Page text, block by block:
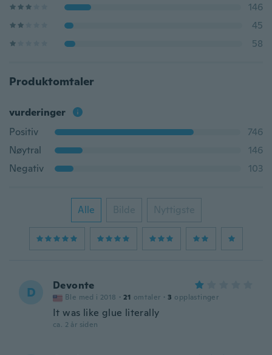
146
45
58
Produktomtaler
vurderinger
Positiv
746
Nøytral
146
Negativ
103
Alle Bilde Nyttigste
D Devonte
Ble med i 2018 · 21 omtaler · 3 opplastinger
It was like glue literally
ca. 2 år siden